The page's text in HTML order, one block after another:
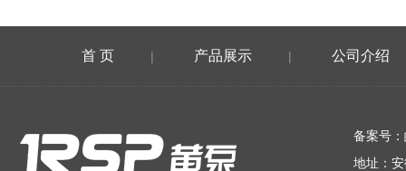
首 页 | 产品展示 | 公司介绍
备案号：
地址：